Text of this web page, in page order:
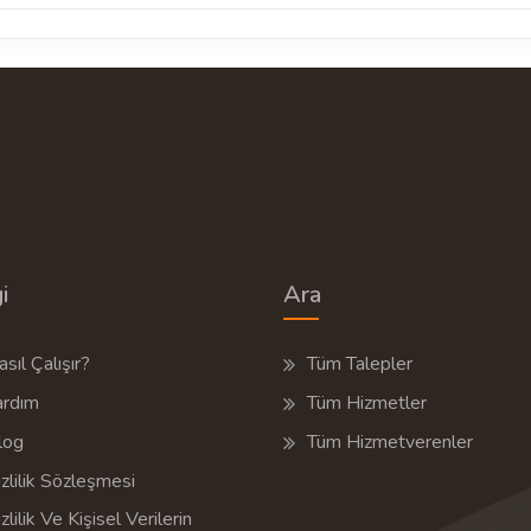
Çalışır?
Sözleşmesi
Ve Kişisel Verilerin
Ara
Tüm Talepler
Tüm Hizmetler
Tüm Hizmetverenler